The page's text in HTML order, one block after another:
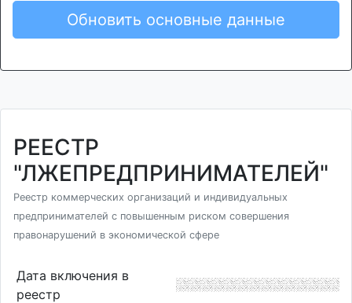
Обновить основные данные
РЕЕСТР
"ЛЖЕПРЕДПРИНИМАТЕЛЕЙ"
Реестр коммерческих организаций и индивидуальных
предпринимателей с повышенным риском совершения
правонарушений в экономической сфере
Дата включения в
реестр